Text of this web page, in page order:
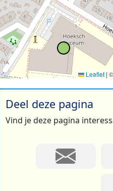
Leaflet | ©
Deel deze pagina
Vind je deze pagina